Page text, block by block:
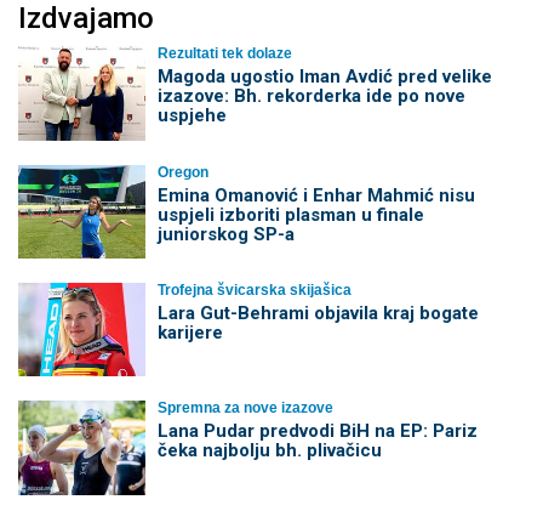
Izdvajamo
Rezultati tek dolaze
Magoda ugostio Iman Avdić pred velike
izazove: Bh. rekorderka ide po nove
uspjehe
Oregon
Emina Omanović i Enhar Mahmić nisu
uspjeli izboriti plasman u finale
juniorskog SP-a
Trofejna švicarska skijašica
Lara Gut-Behrami objavila kraj bogate
karijere
Spremna za nove izazove
Lana Pudar predvodi BiH na EP: Pariz
čeka najbolju bh. plivačicu